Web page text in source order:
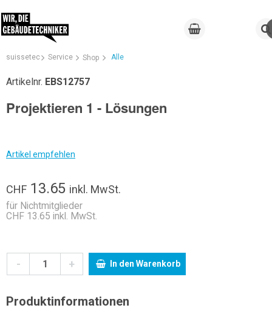
suissetec Service Shop Alle
Artikelnr. EBS12757
Projektieren 1 - Lösungen
Artikel empfehlen
CHF 13.65 inkl. MwSt.
für Nichtmitglieder
CHF 13.65 inkl. MwSt.
- + In den Warenkorb
Produktinformationen